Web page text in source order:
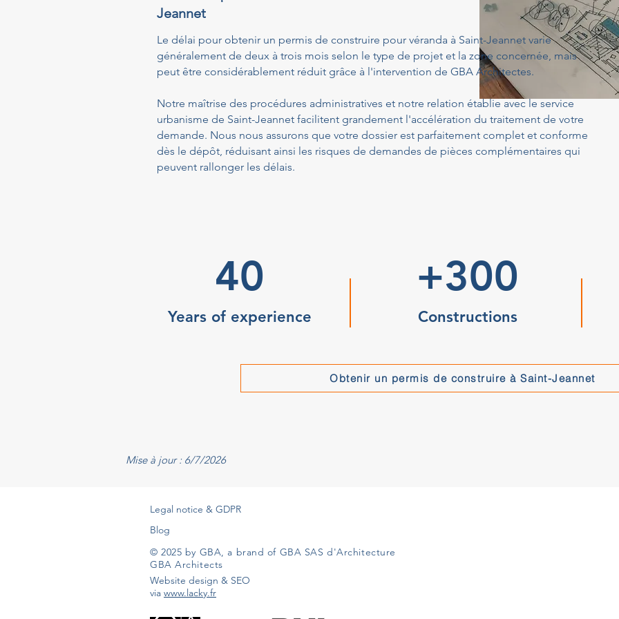
Jeannet
Le délai pour obtenir un permis de construire pour véranda à Saint-Jeannet varie
généralement de deux à trois mois selon le type de projet et la zone concernée, mais
peut être considérablement réduit grâce à l'intervention de GBA Architectes.
Notre maîtrise des procédures administratives et notre relation établie avec le service
urbanisme de Saint-Jeannet facilitent grandement l'accélération du traitement de votre
demande. Nous nous assurons que votre dossier est parfaitement complet et conforme
dès le dépôt, réduisant ainsi les risques de demandes de pièces complémentaires qui
peuvent rallonger les délais.
40
Years of experience
+300
Constructions
Obtenir un permis de construire à Saint-Jeannet
Mise à jour : 6/7/2026
Legal notice & GDPR
Blog
© 2025 by GBA, a brand of GBA SAS d'Architecture
GBA Architects
Website design & SEO
via www.lacky.fr